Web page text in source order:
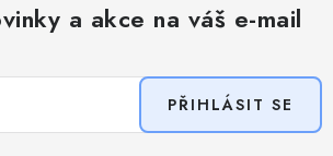
a akce na váš e-mail
PŘIHLÁSIT SE